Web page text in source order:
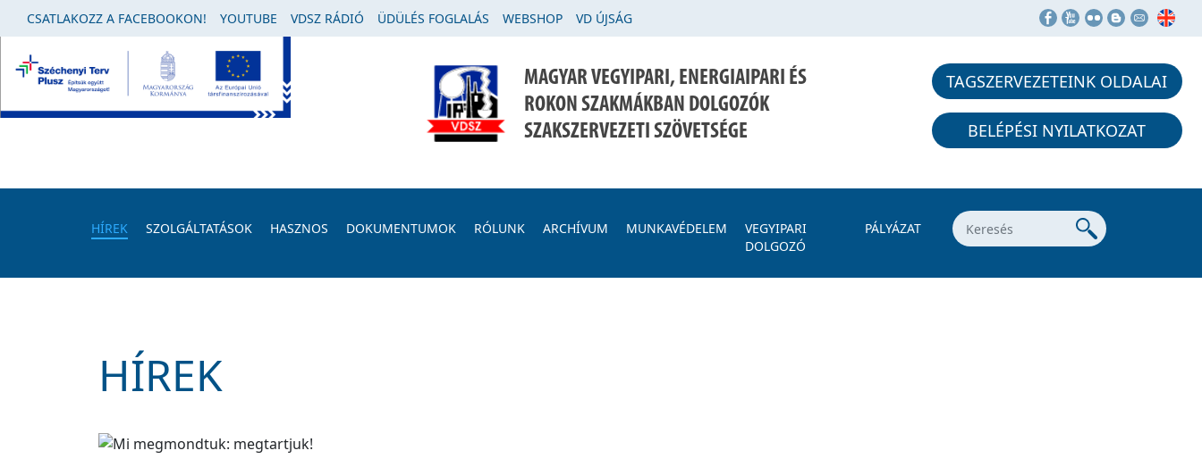
CSATLAKOZZ A FACEBOOKON! YOUTUBE VDSZ RÁDIÓ ÜDÜLÉS FOGLALÁS WEBSHOP VD ÚJSÁG
MAGYAR VEGYIPARI, ENERGIAIPARI ÉS
ROKON SZAKMÁKBAN DOLGOZÓK
SZAKSZERVEZETI SZÖVETSÉGE
TAGSZERVEZETEINK OLDALAI
BELÉPÉSI NYILATKOZAT
HÍREK SZOLGÁLTATÁSOK HASZNOS DOKUMENTUMOK RÓLUNK ARCHÍVUM MUNKAVÉDELEM
VEGYIPARI
DOLGOZÓ
PÁLYÁZAT
HÍREK